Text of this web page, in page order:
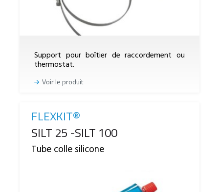
Support pour boîtier de raccordement ou
thermostat.
Voir le produit
FLEXKIT®
Reference
SILT 25 -SILT 100
Tube colle silicone